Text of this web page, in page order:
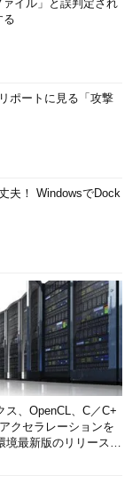
イル」と誤判定され
る
ポートに見る「攻撃
夫！ WindowsでDock
ス、OpenCL、C／C+
クセラレーションを
境最新版のリリースを